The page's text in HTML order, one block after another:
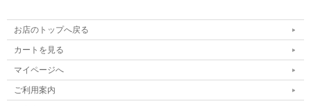
お店のトップへ戻る
カートを見る
マイページへ
ご利用案内